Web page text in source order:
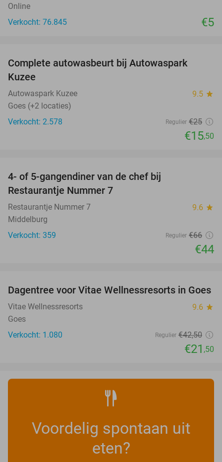
Online
Verkocht: 76.845
€5
Complete autowasbeurt bij Autowaspark
Kuzee
Autowaspark Kuzee 9.5 star
Goes (+2 locaties)
Verkocht: 2.578
Regulier €25
€15,50
4- of 5-gangendiner van de chef bij
Restaurantje Nummer 7
Restaurantje Nummer 7 9.6 star
Middelburg
Verkocht: 359
Regulier €66
€44
49%
Dagentree voor Vitae Wellnessresorts in Goes
Vitae Wellnessresorts 9.6 star
Goes
Verkocht: 1.080
Regulier €42,50
€21 ,50
Voordelig spontaan uit
eten?